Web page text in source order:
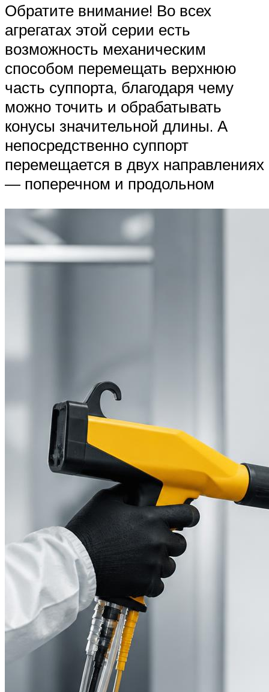
Обратите внимание! Во всех
агрегатах этой серии есть
возможность механическим
способом перемещать верхнюю
часть суппорта, благодаря чему
можно точить и обрабатывать
конусы значительной длины. А
непосредственно суппорт
перемещается в двух направлениях
— поперечном и продольном